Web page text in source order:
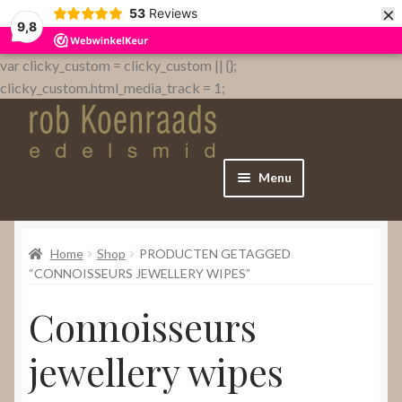
9,8
53 Reviews ×
var clicky_custom = clicky_custom || {};
clicky_custom.html_media_track = 1;
Menu
Home
WebShop
Over
Contact
Home Shop
PRODUCTEN GETAGGED
“CONNOISSEURS JEWELLERY WIPES”
Connoisseurs
jewellery wipes